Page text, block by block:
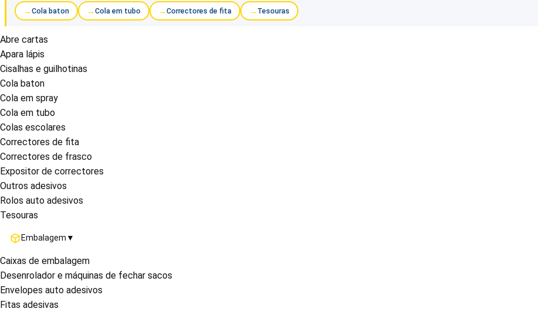
Cola baton Cola em tubo Correctores de fita Tesouras
Abre cartas
Apara lápis
Cisalhas e guilhotinas
Cola baton
Cola em spray
Cola em tubo
Colas escolares
Correctores de fita
Correctores de frasco
Expositor de correctores
Outros adesivos
Rolos auto adesivos
Tesouras
Embalagem ▼
Caixas de embalagem
Desenrolador e máquinas de fechar sacos
Envelopes auto adesivos
Fitas adesivas